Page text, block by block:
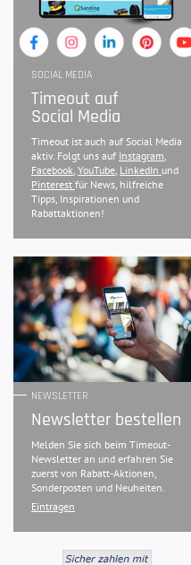
SOCIAL MEDIA
Timeout auf
Social Media
Timeout ist auch auf Social Media
aktiv. Folgt uns auf Instagram
Facebook YouTube LinkedIn und
Pinterest für News, hilfreiche
Tipps, Inspirationen und
Rabattaktionen!
NEWSLETTER
Newsletter bestellen
Melden Sie sich beim Timeout-
Newsletter an und erfahren Sie
zuerst von Rabatt-Aktionen,
Sonderposten und Neuheiten.
Eintragen